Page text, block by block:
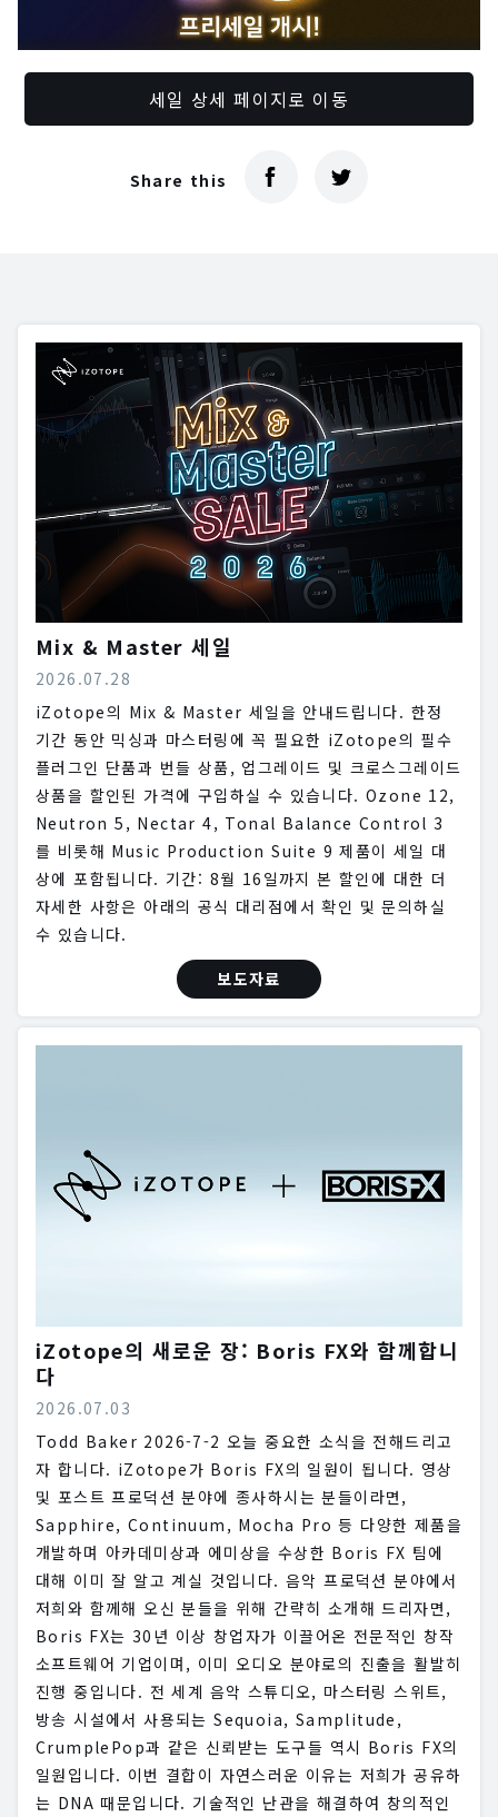
세일 상세 페이지로 이동
Share this
Mix & Master 세일
2026.07.28
iZotope의 Mix & Master 세일을 안내드립니다. 한정
기간 동안 믹싱과 마스터링에 꼭 필요한 iZotope의 필수
플러그인 단품과 번들 상품, 업그레이드 및 크로스그레이드
상품을 할인된 가격에 구입하실 수 있습니다. Ozone 12,
Neutron 5, Nectar 4, Tonal Balance Control 3
를 비롯해 Music Production Suite 9 제품이 세일 대
상에 포함됩니다. 기간: 8월 16일까지 본 할인에 대한 더
자세한 사항은 아래의 공식 대리점에서 확인 및 문의하실
수 있습니다.
보도자료
iZotope의 새로운 장: Boris FX와 함께합니
다
2026.07.03
Todd Baker 2026-7-2 오늘 중요한 소식을 전해드리고
자 합니다. iZotope가 Boris FX의 일원이 됩니다. 영상
및 포스트 프로덕션 분야에 종사하시는 분들이라면,
Sapphire, Continuum, Mocha Pro 등 다양한 제품을
개발하며 아카데미상과 에미상을 수상한 Boris FX 팀에
대해 이미 잘 알고 계실 것입니다. 음악 프로덕션 분야에서
저희와 함께해 오신 분들을 위해 간략히 소개해 드리자면,
Boris FX는 30년 이상 창업자가 이끌어온 전문적인 창작
소프트웨어 기업이며, 이미 오디오 분야로의 진출을 활발히
진행 중입니다. 전 세계 음악 스튜디오, 마스터링 스위트,
방송 시설에서 사용되는 Sequoia, Samplitude,
CrumplePop과 같은 신뢰받는 도구들 역시 Boris FX의
일원입니다. 이번 결합이 자연스러운 이유는 저희가 공유하
는 DNA 때문입니다. 기술적인 난관을 해결하여 창의적인